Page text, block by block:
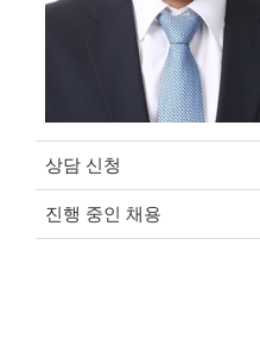
상담 신청
진행 중인 채용